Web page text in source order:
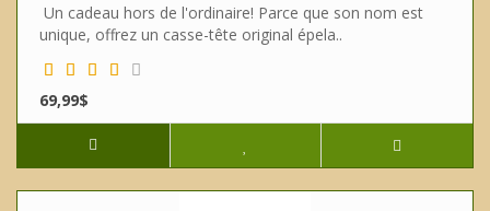
Un cadeau hors de l'ordinaire! Parce que son nom est
unique, offrez un casse-tête original épela..
69,99$